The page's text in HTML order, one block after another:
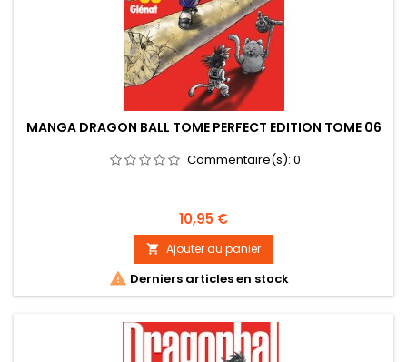
MANGA DRAGON BALL TOME PERFECT EDITION TOME 06
Commentaire(s): 0
Prix
10,95 €
 Ajouter au panier
 Derniers articles en stock